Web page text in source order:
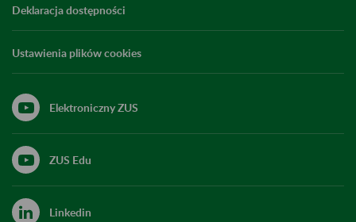
Deklaracja dostępności
Ustawienia plików cookies
Elektroniczny ZUS
ZUS Edu
Linkedin